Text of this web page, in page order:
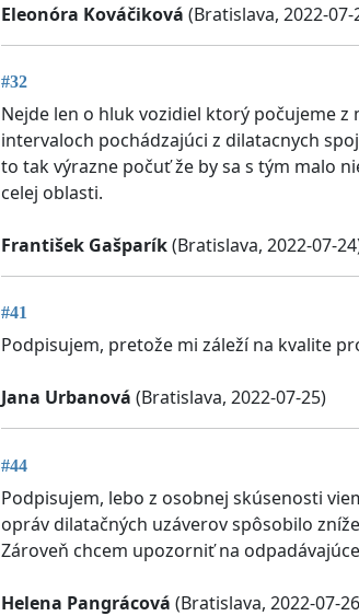
Eleonóra Kováčiková (Bratislava, 2022-07-
#32
Nejde len o hluk vozidiel ktorý počujeme
intervaloch pochádzajúci z dilatacnych
to tak výrazne počuť že by sa s tým malo
celej oblasti.
František Gašparík(Bratislava, 2022-07-
#41
Podpisujem, pretože mi záleží na kvalite
Jana Urbanová (Bratislava, 2022-07-25)
#44
Podpisujem, lebo z osobnej skúsenosti
opráv dilatačných uzáverov spôsobilo
Zároveň chcem upozorniť na
Helena Pangrácová (Bratislava, 2022-07-